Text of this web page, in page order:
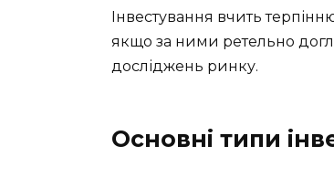
Інвестування вчить
якщо за ними ретельно
досліджень ринку.
Основні типи